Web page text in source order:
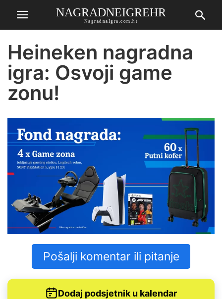
NAGRADNEIGREHR
NagradnaIgra.com.hr
Heineken nagradna
igra: Osvoji game
zonu!
Pošalji komentar ili pitanje
Dodaj podsjetnik u kalendar